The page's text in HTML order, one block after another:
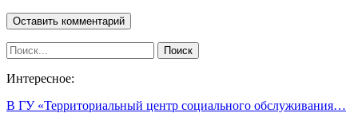
Интересное:
В ГУ «Территориальный центр социального обслуживания…